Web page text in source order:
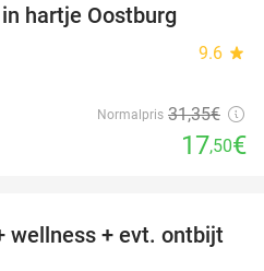
hartje Oostburg
9.6 star
Normalpris 31,35€
17,50€
55%
wellness + evt. ontbijt